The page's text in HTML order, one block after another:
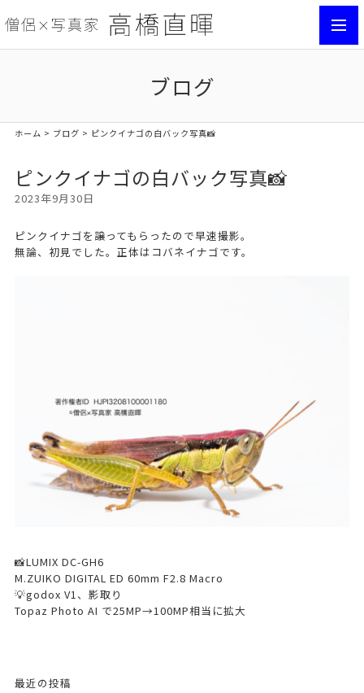
ブログ
ホーム > ブログ > ピンクイナゴの白バック写真📸
ピンクイナゴの白バック写真📸
2023年9月30日
ピンクイナゴを譲ってもらったので早速撮影。
無論、初見でした。正体はコバネイナゴです。
📸LUMIX DC-GH6
M.ZUIKO DIGITAL ED 60mm F2.8 Macro
💡godox V1、影取り
Topaz Photo AI で25MP→100MP相当に拡大
最近の投稿